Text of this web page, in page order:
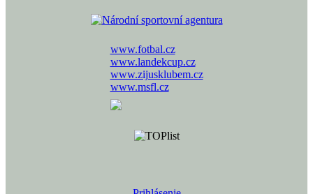
www.fotbal.cz
www.landekcup.cz
www.zijusklubem.cz
www.msfl.cz